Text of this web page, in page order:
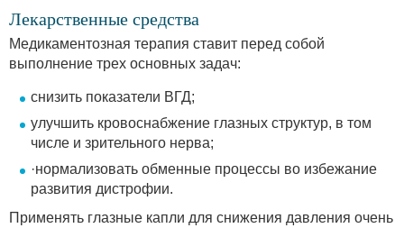
Лекарственные средства
Медикаментозная терапия ставит перед собой
выполнение трех основных задач:
снизить показатели ВГД;
улучшить кровоснабжение глазных структур, в том
числе и зрительного нерва;
·нормализовать обменные процессы во избежание
развития дистрофии.
Применять глазные капли для снижения давления очень